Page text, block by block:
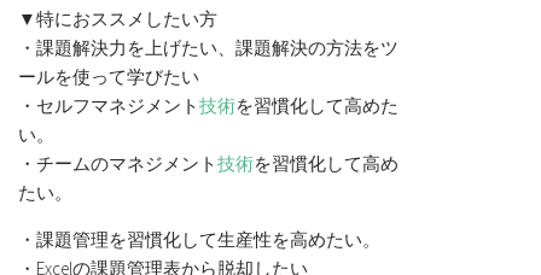
▼特におススメしたい方
・課題解決力を上げたい、課題解決の方法をツ
ールを使って学びたい
・セルフマネジメント技術を習慣化して高めた
い。
・チームのマネジメント技術を習慣化して高め
たい。
・課題管理を習慣化して生産性を高めたい。
・Excelの課題管理表から脱却したい